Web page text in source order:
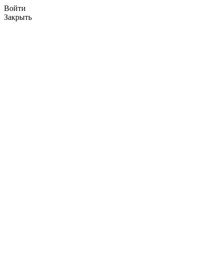
Войти
Закрыть